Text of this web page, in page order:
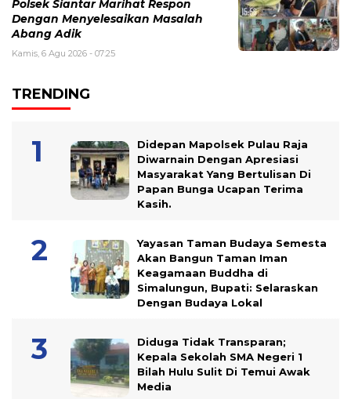
Polsek Siantar Marihat Respon
Dengan Menyelesaikan Masalah
Abang Adik
Kamis, 6 Agu 2026 - 07:25
TRENDING
Didepan Mapolsek Pulau Raja
Diwarnain Dengan Apresiasi
Masyarakat Yang Bertulisan Di
Papan Bunga Ucapan Terima
Kasih.
Yayasan Taman Budaya Semesta
Akan Bangun Taman Iman
Keagamaan Buddha di
Simalungun, Bupati: Selaraskan
Dengan Budaya Lokal
Diduga Tidak Transparan;
Kepala Sekolah SMA Negeri 1
Bilah Hulu Sulit Di Temui Awak
Media